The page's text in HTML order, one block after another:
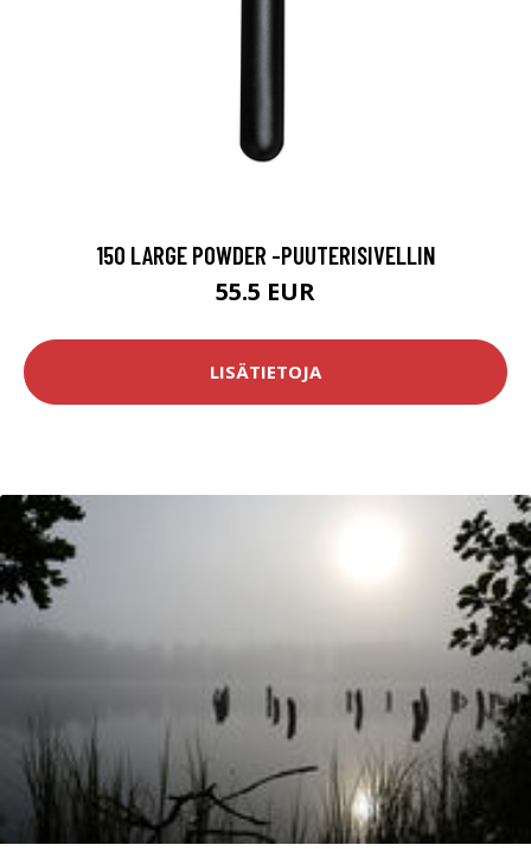
150 LARGE POWDER -PUUTERISIVELLIN
55.5 EUR
LISÄTIETOJA